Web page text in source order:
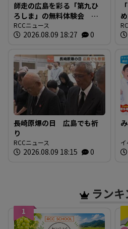
師走の広島を彩る「第九ひ
ろしま」の無料体験会 指
揮者に沼尻竜典さん迎え
今年は12月20日に開催
RCCニュース
2026.08.09 18:27 0
長崎原爆の日 広島でも祈
り
RCCニュース
2026.08.09 18:15 0
イ
ランキ
1